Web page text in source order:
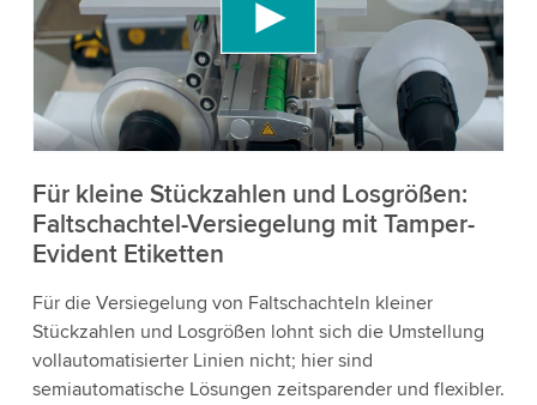
Videoinhalte einzubetten, der Daten über Ihre
Aktivitäten sammeln kann. Bitte überprüfen Sie
die Details und akzeptieren Sie den Dienst, um
dieses Video anzusehen.
Weitere Informationen
Für kleine Stückzahlen und Losgrößen:
Faltschachtel-Versiegelung mit Tamper-
Evident Etiketten
Für die Versiegelung von Faltschachteln kleiner
Stückzahlen und Losgrößen lohnt sich die Umstellung
vollautomatisierter Linien nicht; hier sind
semiautomatische Lösungen zeitsparender und flexibler.